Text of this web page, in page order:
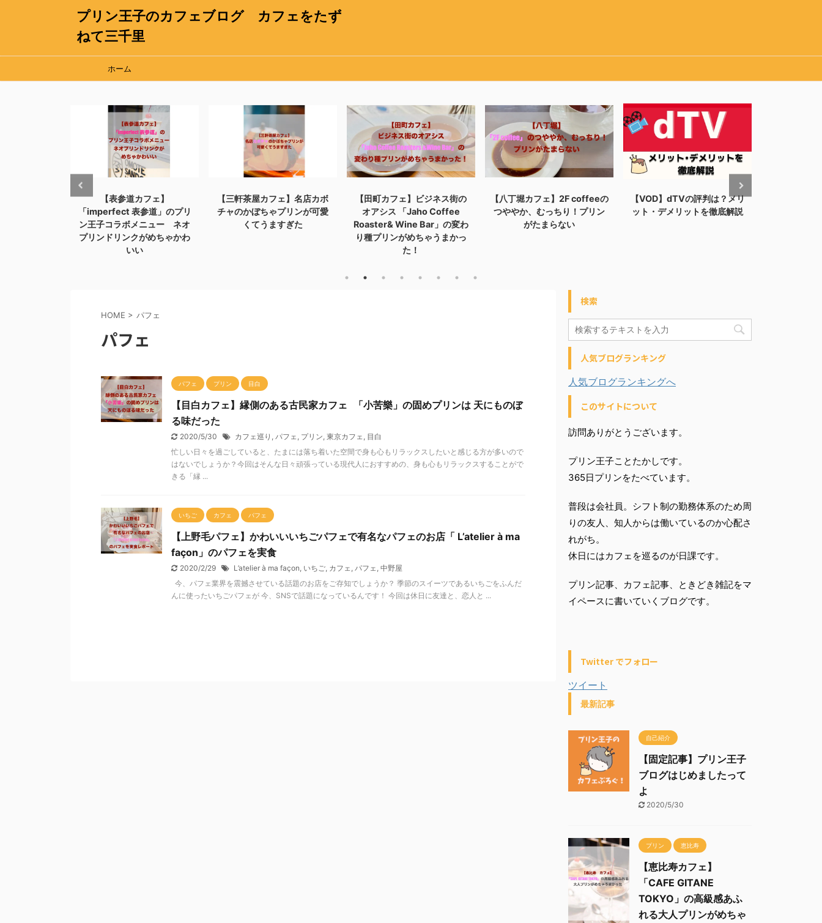
プリン王子のカフェブログ カフェをたず
ねて三千里
ホーム
【表参道カフェ】
「imperfect 表参道」のプリ
ン王子コラボメニュー ネオ
プリンドリンクがめちゃかわ
いい
【三軒茶屋カフェ】名店カボ
チャのかぼちゃプリンが可愛
くてうますぎた
【田町カフェ】ビジネス街の
オアシス 「Jaho Coffee
Roaster& Wine Bar」の変わ
り種プリンがめちゃうまかっ
た！
【八丁堀カフェ】2F coffeeの
つややか、むっちり！プリン
がたまらない
【VOD】dTVの評判は？メリ
ット・デメリットを徹底解説
HOME > パフェ
パフェ
パフェ プリン 目白
【目白カフェ】縁側のある古民家カフェ 「小苦樂」の固めプリンは 天にものぼ
る味だった
2020/5/30 カフェ巡り パフェ プリン 東京カフェ 目白
忙しい日々を過ごしていると、たまには落ち着いた空間で身も心もリラックスしたいと感じる方が多いので
はないでしょうか？今回はそんな日々頑張っている現代人におすすめの、身も心もリラックスすることがで
きる「縁 ...
いちご カフェ パフェ
【上野毛パフェ】かわいいいちごパフェで有名なパフェのお店「 L’atelier à ma
façon」のパフェを実食
2020/2/29 L’atelier à ma façon いちご カフェ パフェ 中野屋
今、パフェ業界を震撼させている話題のお店をご存知でしょうか？ 季節のスイーツであるいちごをふんだ
んに使ったいちごパフェが 今、SNSで話題になっているんです！ 今回は休日に友達と、恋人と ...
検索
人気ブログランキング
人気ブログランキングへ
このサイトについて
訪問ありがとうございます。
プリン王子ことたかしです。
365日プリンをたべています。
普段は会社員。シフト制の勤務体系のため周
りの友人、知人からは働いているのか心配さ
れがち。
休日にはカフェを巡るのが日課です。
プリン記事、カフェ記事、ときどき雑記をマ
イペースに書いていくブログです。
Twitter でフォロー
ツイート
最新記事
自己紹介
【固定記事】プリン王子
ブログはじめましたって
よ
2020/5/30
プリン 恵比寿
【恵比寿カフェ】
「CAFE GITANE
TOKYO」の高級感あふ
れる大人プリンがめちゃ